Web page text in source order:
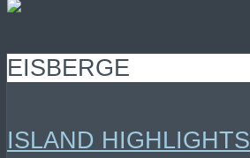
EISBERGE
ISLAND HIGHLIGHTS